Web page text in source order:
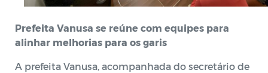
Prefeita Vanusa se reúne com equipes para
alinhar melhorias para os garis
A prefeita Vanusa, acompanhada do secretário de